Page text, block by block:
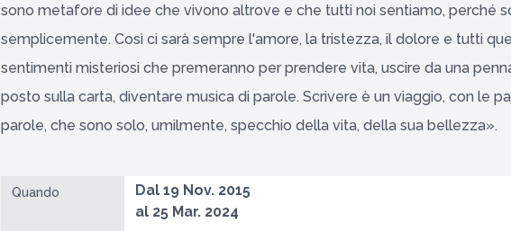
sono metafore di idee che vivono altrove e che tutti noi sentiamo, perché
semplicemente. Così ci sarà sempre l'amore, la tristezza, il dolore e tutti
sentimenti misteriosi che premeranno per prendere vita, uscire da una
posto sulla carta, diventare musica di parole. Scrivere è un viaggio, con le
parole, che sono solo, umilmente, specchio della vita, della sua bellezza».
Quando
Dal 19 Nov. 2015
al 25 Mar. 2024